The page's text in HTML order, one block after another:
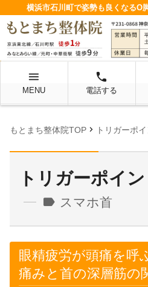
横浜市石川町で姿勢も良くなるO
menu
MENU
local_phone
電話する
もとまち整体院TOP chevron_right トリガーポ
トリガーポイ
label スマホ首
眼精疲労が頭痛を呼
痛みと首の深層筋の